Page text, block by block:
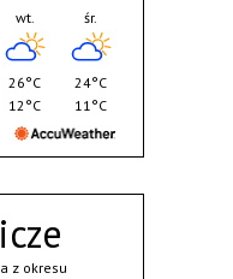
z okresu
wt.
26°C
12°C
śr.
24°C
11°C